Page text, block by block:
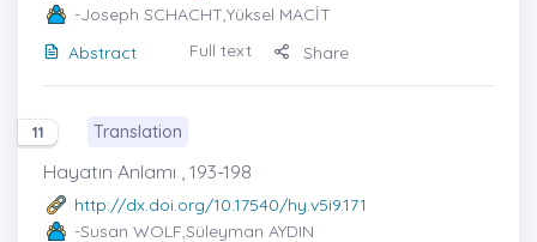
-Joseph SCHACHT,Yüksel MACİT
Abstract
Full text Share
11 Translation
Hayatın Anlamı , 193-198
http://dx.doi.org/10.17540/hy.v5i9.171
-Susan WOLF,Süleyman AYDIN